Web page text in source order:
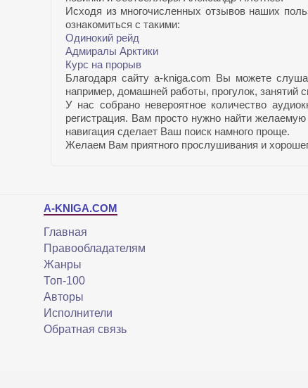
Исходя из многочисленных отзывов наших
ознакомиться с такими:
Одинокий рейд
Адмиралы Арктики
Курс на прорыв
Благодаря сайту a-kniga.com Вы можете
например, домашней работы, прогулок, занятий
У нас собрано невероятное количество
регистрация. Вам просто нужно найти
навигация сделает Ваш поиск намного проще.
Желаем Вам приятного прослушивания и
A-KNIGA.COM
Главная
Правообладателям
Жанры
Топ-100
Авторы
Исполнители
Обратная связь